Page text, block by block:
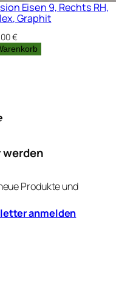
Eisen 9, Rechts RH,
Graphit
€
werden
Produkte und
anmelden